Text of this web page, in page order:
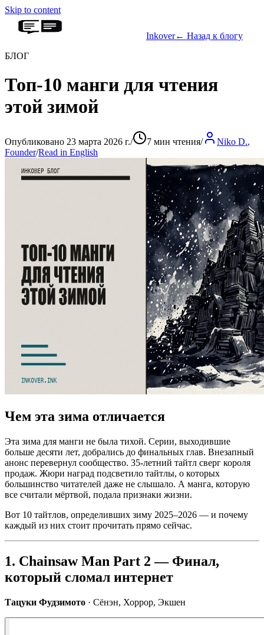
Skip to content
Inkover← Назад к блогу
БЛОГ
Топ-10 манги для чтения
этой зимой
Опубликовано 23 марта 2026 г./ 7 мин чтения/ Niko D.,
Founder/Read in English
Чем эта зима отличается
Эта зима для манги не была тихой. Серии, выходившие
больше десяти лет, добрались до финальных глав. Внезапный
анонс перевернул сообщество. 35-летний тайтл сверг короля
продаж. Жюри наград подсветило тайтлы, о которых
большинство читателей даже не слышало. А манга, которую
все считали мёртвой, подала признаки жизни.
Вот 10 тайтлов, определивших зиму 2025–2026 — и почему
каждый из них стоит прочитать прямо сейчас.
1. Chainsaw Man Part 2 — Финал,
который сломал интернет
Тацуки Фудзимото · Сёнэн, Хоррор, Экшен